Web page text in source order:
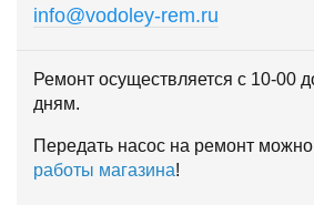
info@vodoley-rem.ru
Ремонт осуществляется с 10-00
дням.
Передать насос на ремонт
работы магазина!